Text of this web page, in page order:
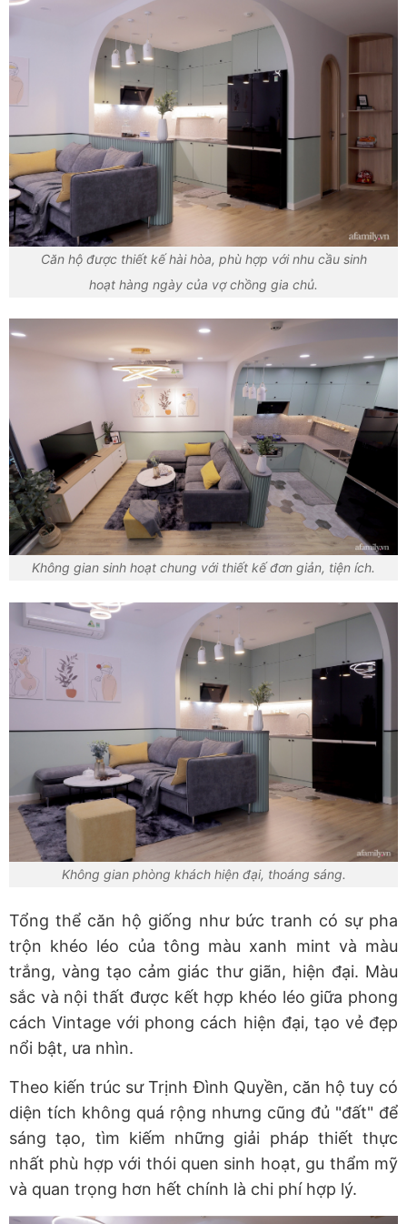
Căn hộ được thiết kế hài hòa, phù hợp với nhu cầu sinh
hoạt hàng ngày của vợ chồng gia chủ.
Không gian sinh hoạt chung với thiết kế đơn giản, tiện ích.
Không gian phòng khách hiện đại, thoáng sáng.
Tổng thể căn hộ giống như bức tranh có sự pha
trộn khéo léo của tông màu xanh mint và màu
trắng, vàng tạo cảm giác thư giãn, hiện đại. Màu
sắc và nội thất được kết hợp khéo léo giữa phong
cách Vintage với phong cách hiện đại, tạo vẻ đẹp
nổi bật, ưa nhìn.
Theo kiến trúc sư Trịnh Đình Quyền, căn hộ tuy có
diện tích không quá rộng nhưng cũng đủ "đất" để
sáng tạo, tìm kiếm những giải pháp thiết thực
nhất phù hợp với thói quen sinh hoạt, gu thẩm mỹ
và quan trọng hơn hết chính là chi phí hợp lý.